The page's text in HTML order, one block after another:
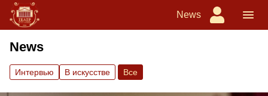
News
News
Интервью В искусстве Вce